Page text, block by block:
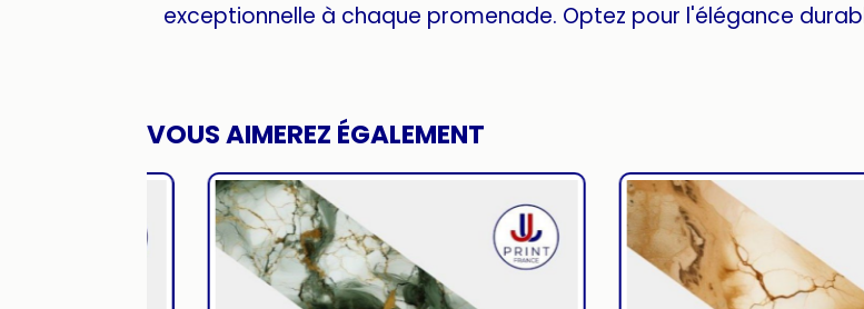
exceptionnelle à chaque promenade. Optez pour l'élégance
VOUS AIMEREZ ÉGALEMENT